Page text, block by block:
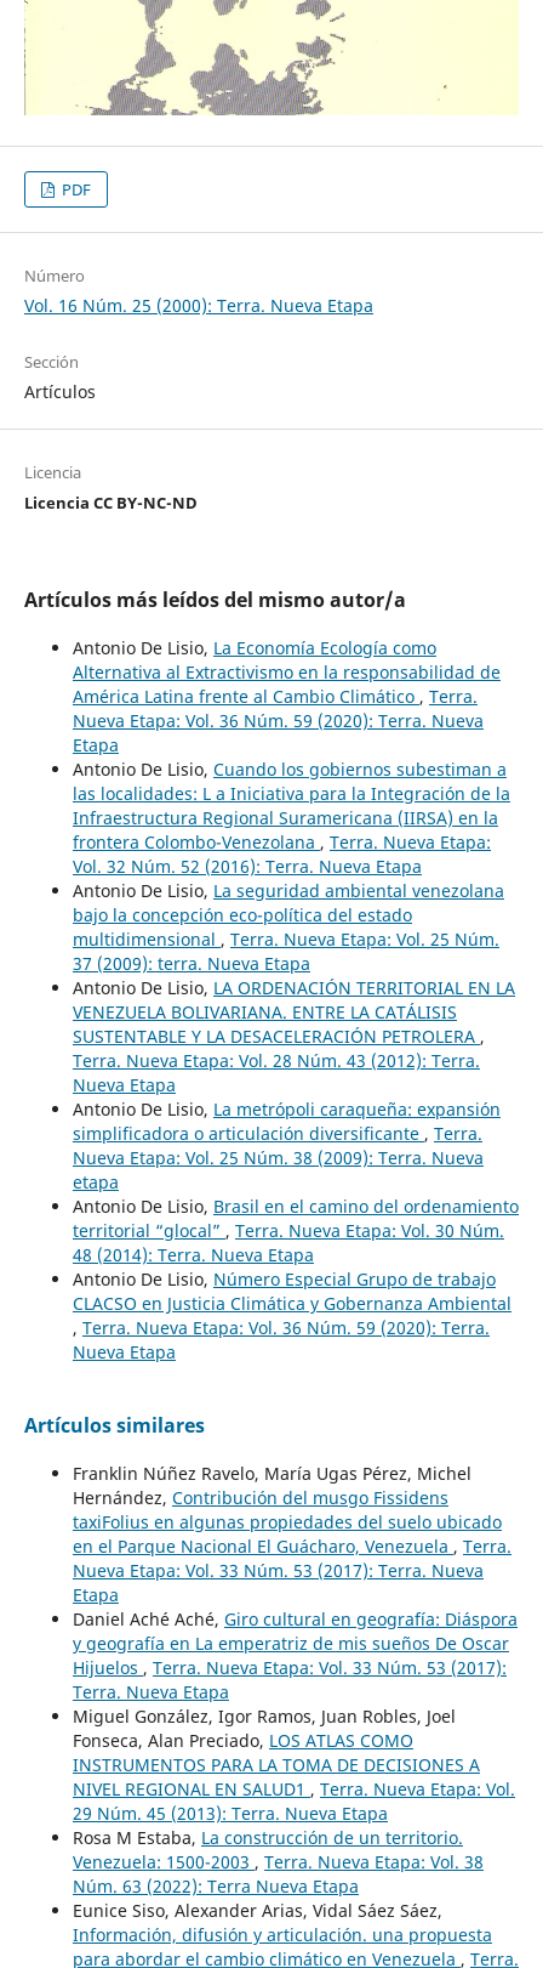
PDF
Número
Vol. 16 Núm. 25 (2000): Terra. Nueva Etapa
Sección
Artículos
Licencia
Licencia CC BY-NC-ND
Artículos más leídos del mismo autor/a
Antonio De Lisio, La Economía Ecología como
Alternativa al Extractivismo en la responsabilidad de
América Latina frente al Cambio Climático , Terra.
Nueva Etapa: Vol. 36 Núm. 59 (2020): Terra. Nueva
Etapa
Antonio De Lisio, Cuando los gobiernos subestiman a
las localidades: L a Iniciativa para la Integración de la
Infraestructura Regional Suramericana (IIRSA) en la
frontera Colombo-Venezolana , Terra. Nueva Etapa:
Vol. 32 Núm. 52 (2016): Terra. Nueva Etapa
Antonio De Lisio, La seguridad ambiental venezolana
bajo la concepción eco-política del estado
multidimensional , Terra. Nueva Etapa: Vol. 25 Núm.
37 (2009): terra. Nueva Etapa
Antonio De Lisio, LA ORDENACIÓN TERRITORIAL EN LA
VENEZUELA BOLIVARIANA. ENTRE LA CATÁLISIS
SUSTENTABLE Y LA DESACELERACIÓN PETROLERA ,
Terra. Nueva Etapa: Vol. 28 Núm. 43 (2012): Terra.
Nueva Etapa
Antonio De Lisio, La metrópoli caraqueña: expansión
simplificadora o articulación diversificante , Terra.
Nueva Etapa: Vol. 25 Núm. 38 (2009): Terra. Nueva
etapa
Antonio De Lisio, Brasil en el camino del ordenamiento
territorial “glocal” , Terra. Nueva Etapa: Vol. 30 Núm.
48 (2014): Terra. Nueva Etapa
Antonio De Lisio, Número Especial Grupo de trabajo
CLACSO en Justicia Climática y Gobernanza Ambiental
, Terra. Nueva Etapa: Vol. 36 Núm. 59 (2020): Terra.
Nueva Etapa
Artículos similares
Franklin Núñez Ravelo, María Ugas Pérez, Michel
Hernández, Contribución del musgo Fissidens
taxiFolius en algunas propiedades del suelo ubicado
en el Parque Nacional El Guácharo, Venezuela , Terra.
Nueva Etapa: Vol. 33 Núm. 53 (2017): Terra. Nueva
Etapa
Daniel Aché Aché, Giro cultural en geografía: Diáspora
y geografía en La emperatriz de mis sueños De Oscar
Hijuelos , Terra. Nueva Etapa: Vol. 33 Núm. 53 (2017):
Terra. Nueva Etapa
Miguel González, Igor Ramos, Juan Robles, Joel
Fonseca, Alan Preciado, LOS ATLAS COMO
INSTRUMENTOS PARA LA TOMA DE DECISIONES A
NIVEL REGIONAL EN SALUD1 , Terra. Nueva Etapa: Vol.
29 Núm. 45 (2013): Terra. Nueva Etapa
Rosa M Estaba, La construcción de un territorio.
Venezuela: 1500-2003 , Terra. Nueva Etapa: Vol. 38
Núm. 63 (2022): Terra Nueva Etapa
Eunice Siso, Alexander Arias, Vidal Sáez Sáez,
Información, difusión y articulación. una propuesta
para abordar el cambio climático en Venezuela , Terra.